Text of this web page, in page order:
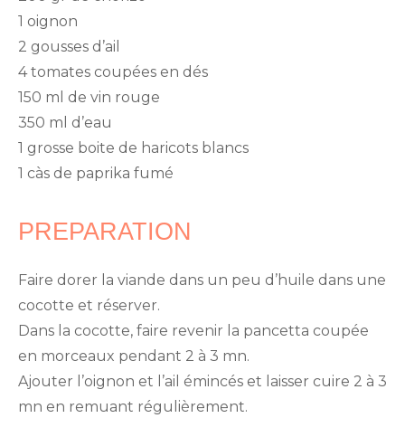
1 oignon
2 gousses d’ail
4 tomates coupées en dés
150 ml de vin rouge
350 ml d’eau
1 grosse boite de haricots blancs
1 càs de paprika fumé
PREPARATION
Faire dorer la viande dans un peu d’huile dans une
cocotte et réserver.
Dans la cocotte, faire revenir la pancetta coupée
en morceaux pendant 2 à 3 mn.
Ajouter l’oignon et l’ail émincés et laisser cuire 2 à 3
mn en remuant régulièrement.